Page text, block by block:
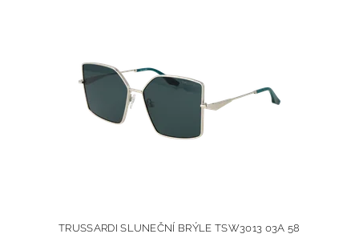
TRUSSARDI SLUNEČNÍ BRÝLE TSW3013 03A 58